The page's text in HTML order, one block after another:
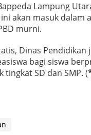
Lampung
akan masuk dalam
murni.
Dinas
bagi siswa
SD dan SMP. (